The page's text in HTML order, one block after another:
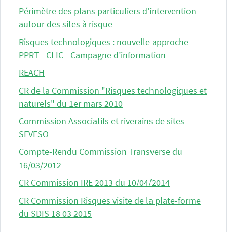
Périmètre des plans particuliers d’intervention
autour des sites à risque
Risques technologiques : nouvelle approche
PPRT - CLIC - Campagne d’information
REACH
CR de la Commission "Risques technologiques et
naturels" du 1er mars 2010
Commission Associatifs et riverains de sites
SEVESO
Compte-Rendu Commission Transverse du
16/03/2012
CR Commission IRE 2013 du 10/04/2014
CR Commission Risques visite de la plate-forme
du SDIS 18 03 2015